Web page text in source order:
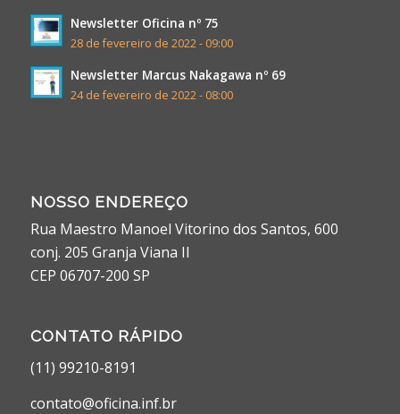
Newsletter Oficina nº 75
28 de fevereiro de 2022 - 09:00
Newsletter Marcus Nakagawa nº 69
24 de fevereiro de 2022 - 08:00
NOSSO ENDEREÇO
Rua Maestro Manoel Vitorino dos Santos, 600
conj. 205 Granja Viana II
CEP 06707-200 SP
CONTATO RÁPIDO
(11) 99210-8191
contato@oficina.inf.br